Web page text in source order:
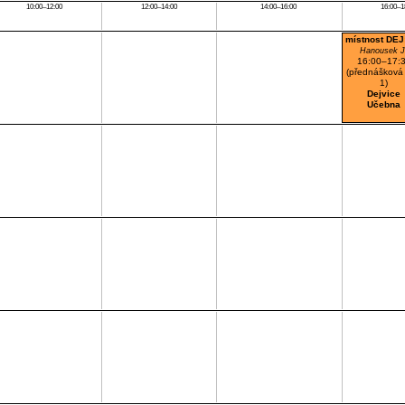
10:00–12:00 12:00–14:00 14:00–16:00
místnost
Hanousek
(přednášková
1)
Dejvice
Učebna